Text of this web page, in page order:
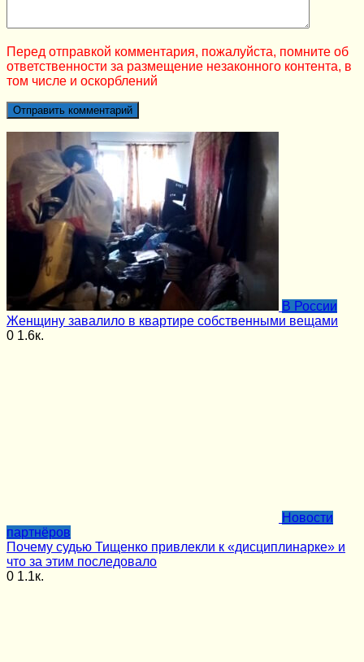
Перед отправкой комментария, пожалуйста, помните об
ответственности за размещение незаконного контента, в
том числе и оскорблений
В России
Женщину завалило в квартире собственными вещами
0 1.6к.
Новости
партнёров
Почему судью Тищенко привлекли к «дисциплинарке» и
что за этим последовало
0 1.1к.